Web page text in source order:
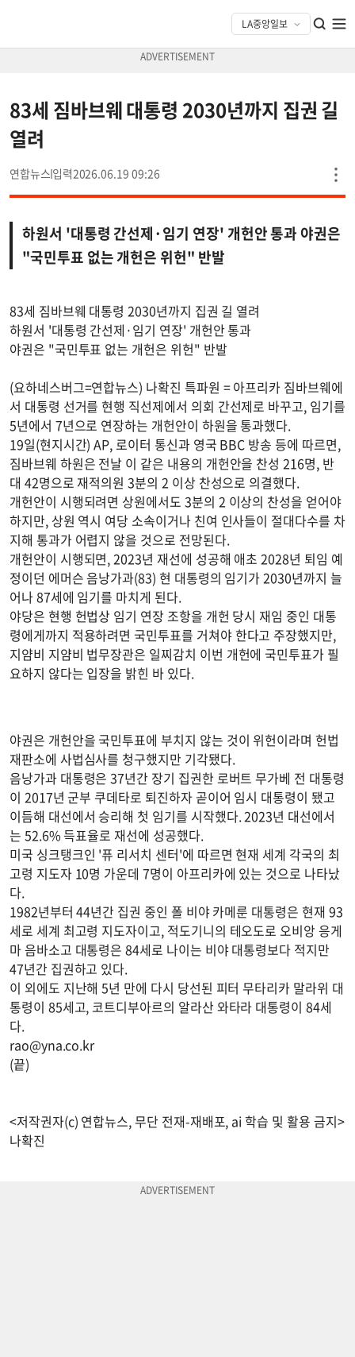
83세 짐바브웨 대통령 2030년까지 집권 길
열려
연합뉴스 2026.06.19 09:26
하원서 '대통령 간선제·임기 연장' 개헌안 통과 야권은
"국민투표 없는 개헌은 위헌" 반발
83세 짐바브웨 대통령 2030년까지 집권 길 열려
하원서 '대통령 간선제·임기 연장' 개헌안 통과
야권은 "국민투표 없는 개헌은 위헌" 반발
(요하네스버그=연합뉴스) 나확진 특파원 = 아프리카 짐바브웨에
서 대통령 선거를 현행 직선제에서 의회 간선제로 바꾸고, 임기를
5년에서 7년으로 연장하는 개헌안이 하원을 통과했다.
19일(현지시간) AP, 로이터 통신과 영국 BBC 방송 등에 따르면,
짐바브웨 하원은 전날 이 같은 내용의 개헌안을 찬성 216명, 반
대 42명으로 재적의원 3분의 2 이상 찬성으로 의결했다.
개헌안이 시행되려면 상원에서도 3분의 2 이상의 찬성을 얻어야
하지만, 상원 역시 여당 소속이거나 친여 인사들이 절대다수를 차
지해 통과가 어렵지 않을 것으로 전망된다.
개헌안이 시행되면, 2023년 재선에 성공해 애초 2028년 퇴임 예
정이던 에머슨 음낭가과(83) 현 대통령의 임기가 2030년까지 늘
어나 87세에 임기를 마치게 된다.
야당은 현행 헌법상 임기 연장 조항을 개헌 당시 재임 중인 대통
령에게까지 적용하려면 국민투표를 거쳐야 한다고 주장했지만,
지얌비 지얌비 법무장관은 일찌감치 이번 개헌에 국민투표가 필
요하지 않다는 입장을 밝힌 바 있다.
야권은 개헌안을 국민투표에 부치지 않는 것이 위헌이라며 헌법
재판소에 사법심사를 청구했지만 기각됐다.
음낭가과 대통령은 37년간 장기 집권한 로버트 무가베 전 대통령
이 2017년 군부 쿠데타로 퇴진하자 곧이어 임시 대통령이 됐고
이듬해 대선에서 승리해 첫 임기를 시작했다. 2023년 대선에서
는 52.6% 득표율로 재선에 성공했다.
미국 싱크탱크인 '퓨 리서치 센터'에 따르면 현재 세계 각국의 최
고령 지도자 10명 가운데 7명이 아프리카에 있는 것으로 나타났
다.
1982년부터 44년간 집권 중인 폴 비야 카메룬 대통령은 현재 93
세로 세계 최고령 지도자이고, 적도기니의 테오도로 오비앙 응게
마 음바소고 대통령은 84세로 나이는 비야 대통령보다 적지만
47년간 집권하고 있다.
이 외에도 지난해 5년 만에 다시 당선된 피터 무타리카 말라위 대
통령이 85세고, 코트디부아르의 알라산 와타라 대통령이 84세
다.
rao@yna.co.kr
(끝)
<저작권자(c) 연합뉴스, 무단 전재-재배포, ai 학습 및 활용 금지>
나확진